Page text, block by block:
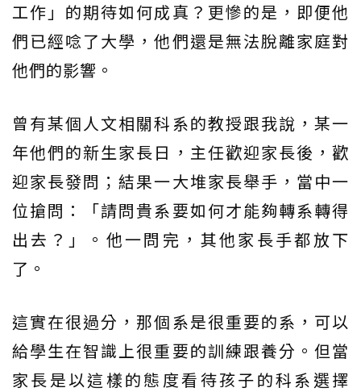
工作」的期待如何成真？更慘的是，即便他
們已經唸了大學，他們還是無法脫離家庭對
他們的影響。
曾有某個人文相關科系的教授跟我說，某一
年他們的新生家長日，主任歡迎家長後，歡
迎家長發問；結果一大堆家長舉手，當中一
位搶問：「請問貴系要如何才能夠轉系轉得
出去？」。他一問完，其他家長手都放下
了。
這實在很過分，那個系是很重要的系，可以
給學生在智識上很重要的訓練跟養分。但當
家長是以這樣的態度看待孩子的科系選擇